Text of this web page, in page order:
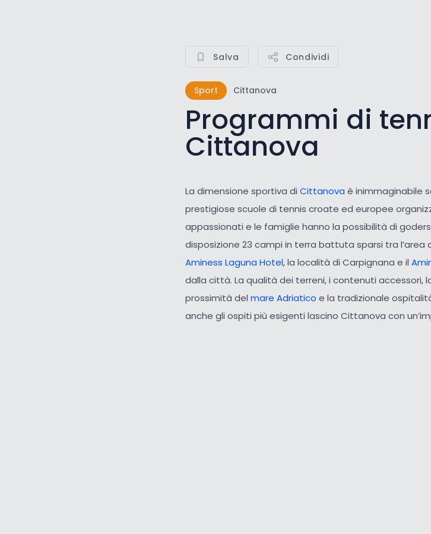
Salva Condividi
Sport Cittanova
Programmi di
Cittanova
La dimensione sportiva di Cittanova è inimmaginabile
prestigiose scuole di tennis croate ed europee
appassionati e le famiglie hanno la possibilità di
disposizione 23 campi in terra battuta sparsi tra l’area
Aminess Laguna Hotel, la località di Carpignana e il
dalla città. La qualità dei terreni, i contenuti accessori,
prossimità del mare Adriatico e la tradizionale
anche gli ospiti più esigenti lascino Cittanova con